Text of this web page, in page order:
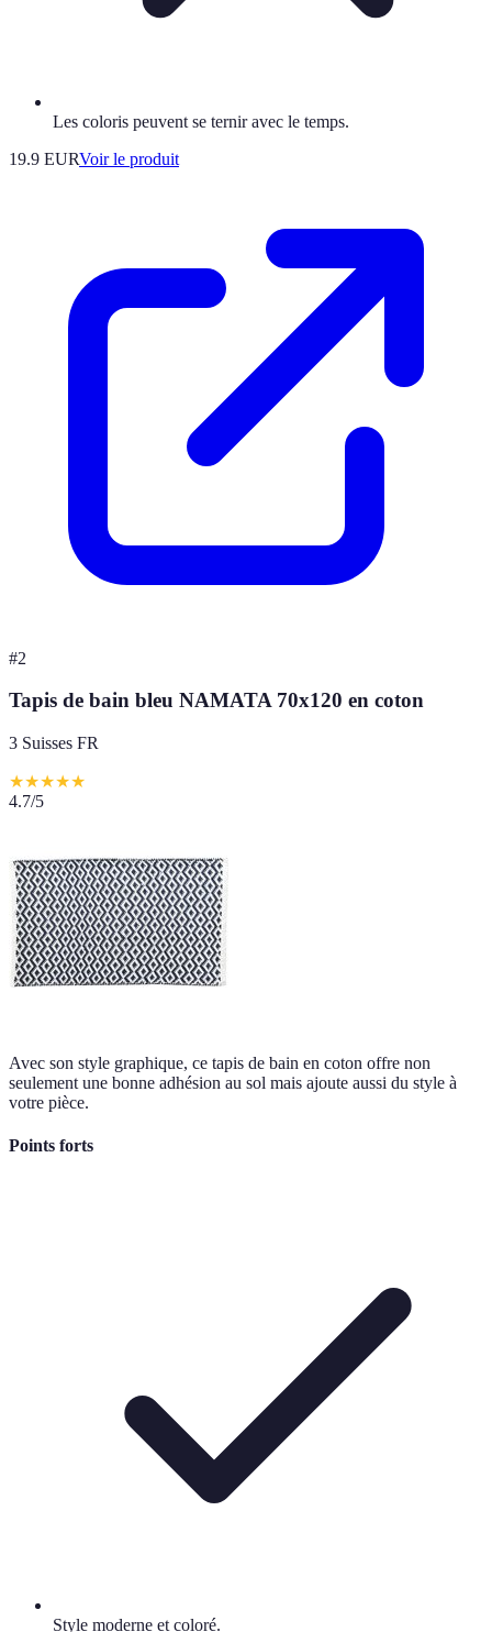
Les coloris peuvent se ternir avec le temps.
19.9 EURVoir le produit
#2
Tapis de bain bleu NAMATA 70x120 en coton
3 Suisses FR
★★★★★
4.7/5
Avec son style graphique, ce tapis de bain en coton offre non
seulement une bonne adhésion au sol mais ajoute aussi du style à
votre pièce.
Points forts
Style moderne et coloré.